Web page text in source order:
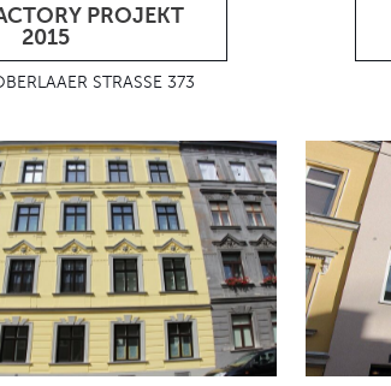
PROJEKT
2015
STRASSE 373